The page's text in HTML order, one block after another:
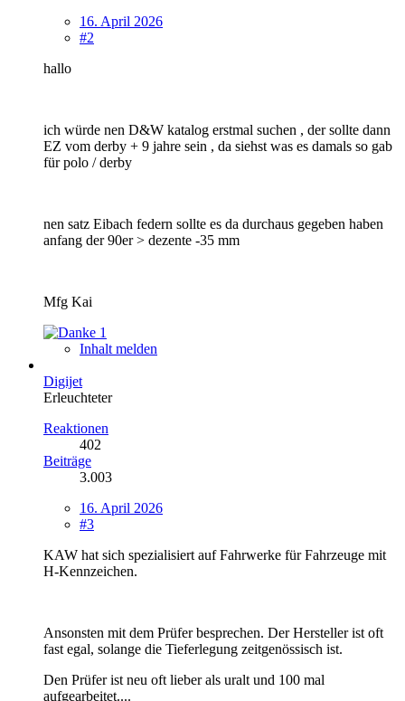
16. April 2026
#2
hallo
ich würde nen D&W katalog erstmal suchen , der sollte dann
EZ vom derby + 9 jahre sein , da siehst was es damals so gab
für polo / derby
nen satz Eibach federn sollte es da durchaus gegeben haben
anfang der 90er > dezente -35 mm
Mfg Kai
1
Inhalt melden
Digijet
Erleuchteter
Reaktionen
402
Beiträge
3.003
16. April 2026
#3
KAW hat sich spezialisiert auf Fahrwerke für Fahrzeuge mit
H-Kennzeichen.
Ansonsten mit dem Prüfer besprechen. Der Hersteller ist oft
fast egal, solange die Tieferlegung zeitgenössisch ist.
Den Prüfer ist neu oft lieber als uralt und 100 mal
aufgearbeitet....